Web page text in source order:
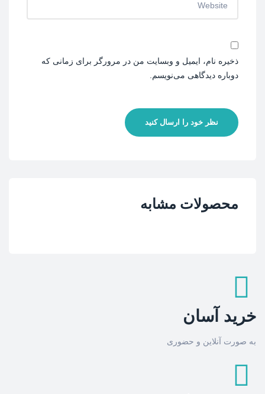
ذخیره نام، ایمیل و وبسایت من در مرورگر برای زمانی که
دوباره دیدگاهی می‌نویسم.
نظر خود را ارسال کنید
محصولات مشابه
خرید آسان
به صورت آنلاین و حضوری